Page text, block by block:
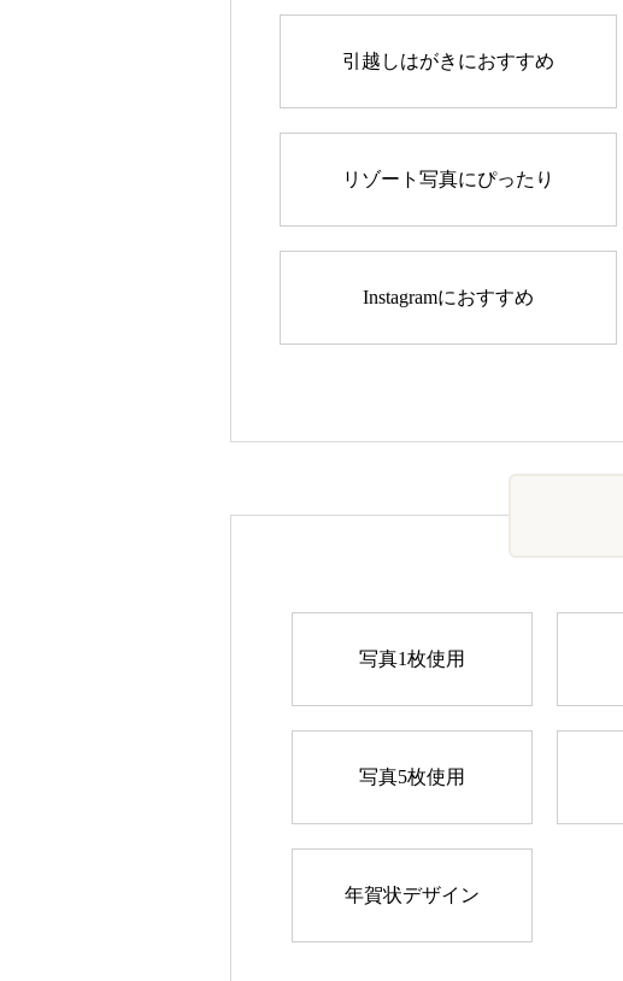
引越しはがきにおすすめ
リゾート写真にぴったり
Instagramにおすすめ
写真1枚使用
写真5枚使用
年賀状デザイン